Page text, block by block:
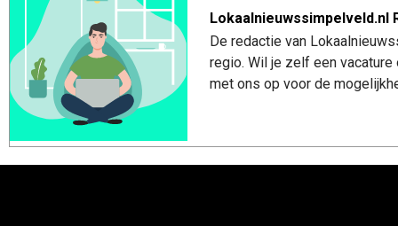
Lokaalnieuwssimpelveld.nl
De redactie van
regio. Wil je zelf een
met ons op voor de